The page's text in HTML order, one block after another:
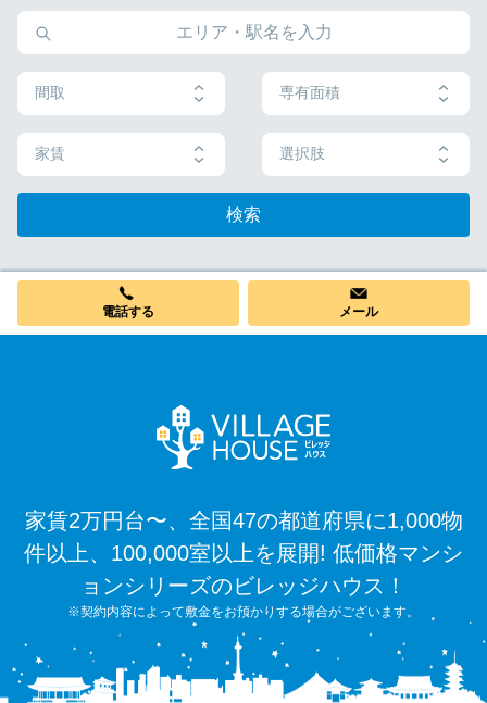
間取 専有面積
家賃 選択肢
検索
電話する メール
家賃2万円台〜、全国47の都道府県に1,000物
件以上、100,000室以上を展開! 低価格マンシ
ョンシリーズのビレッジハウス！
※契約内容によって敷金をお預かりする場合がございます。